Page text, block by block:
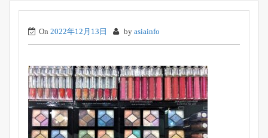
On 2022年12月13日 by asiainfo